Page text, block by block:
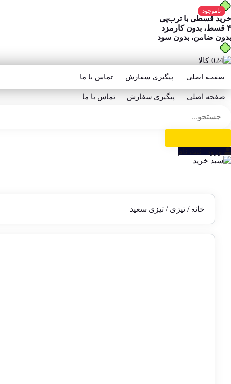
خرید قسطی با ترب‌پی
۴ قسط، بدون کارمزد
بدون ضامن، بدون سود
صفحه اصلی پیگیری سفارش تماس با ما
صفحه اصلی پیگیری سفارش تماس با ما
خانه / تیزی / تیزی سعید
ناموجود